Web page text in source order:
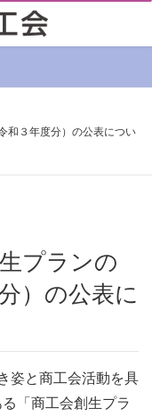
３年度分）の公表につい
）の公表に
姿と商工会活動を具
「商工会創生プラ